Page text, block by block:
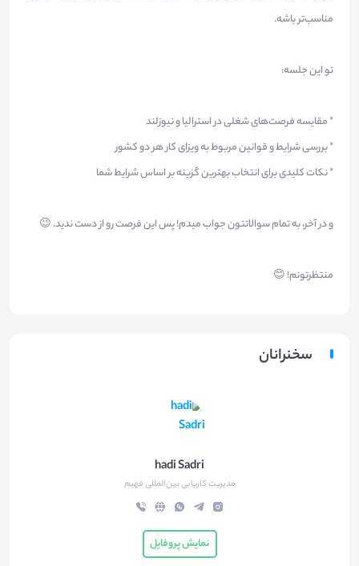
مناسب‌تر باشه.
تو این جلسه:
* مقایسه فرصت‌های شغلی در استرالیا و نیوزلند
* بررسی شرایط و قوانین مربوط به ویزای کار هر دو کشور
* نکات کلیدی برای انتخاب بهترین گزینه بر اساس شرایط شما
و در آخر، به تمام سوالاتتون جواب میدم! پس این فرصت رو از دست ندید. 😉
منتظرتونم! 😊
سخنرانان
hadi Sadri
مدیریت کاریابی بین‌المللی فهیم
نمایش پروفایل